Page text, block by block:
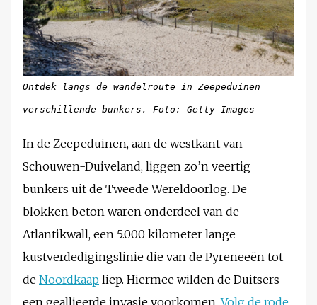
Ontdek langs de wandelroute in Zeepeduinen
verschillende bunkers. Foto: Getty Images
In de Zeepeduinen, aan de westkant van
Schouwen-Duiveland, liggen zo’n veertig
bunkers uit de Tweede Wereldoorlog. De
blokken beton waren onderdeel van de
Atlantikwall, een 5.000 kilometer lange
kustverdedigingslinie die van de Pyreneeën tot
de Noordkaap liep. Hiermee wilden de Duitsers